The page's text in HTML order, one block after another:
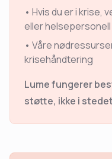
• Hvis du er i krise,
eller
• Våre
krisehåndtering
Lume fungerer
støtte, ikke i